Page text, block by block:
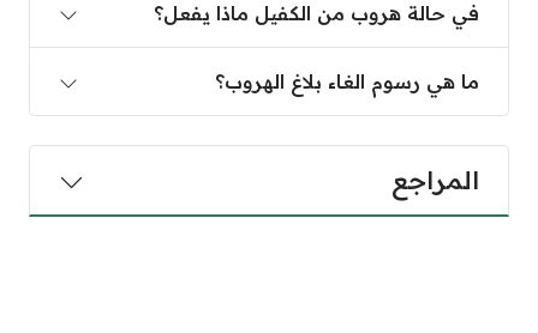
في حالة هروب من الكفيل ماذا يفعل؟
ما هي رسوم الغاء بلاغ الهروب؟
المراجع